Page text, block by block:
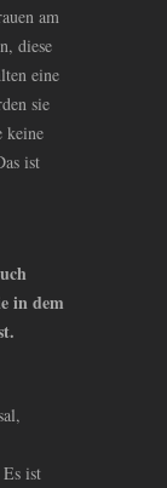
am
diese
eine
sie
keine
ist
in dem
ist